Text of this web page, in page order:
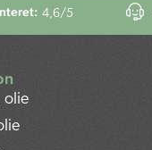
4,6/5
olie